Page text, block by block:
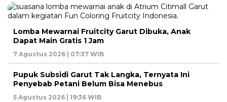
Lomba Mewarnai Fruitcity Garut Dibuka, Anak
Dapat Main Gratis 1 Jam
7 Agustus 2026 | 07:37 WIB
Pupuk Subsidi Garut Tak Langka, Ternyata Ini
Penyebab Petani Belum Bisa Menebus
5 Agustus 2026 | 19:36 WIB